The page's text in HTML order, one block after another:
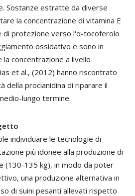
Sostanze estratte da diverse
la concentrazione di vitamina E
di protezione verso l'α-tocoferolo
ossidativo e sono in
concentrazione a livello
et al., (2012) hanno riscontrato
della procianidina di riparare il
lungo termine.
individuare le tecnologie di
più idonee alla produzione di
(130-135 kg), in modo da poter
una produzione alternativa in
di suini pesanti allevati rispetto